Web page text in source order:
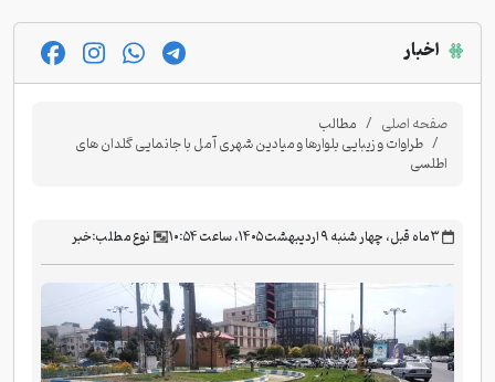
اخبار
صفحه اصلی مطالب
طراوات و زیبایی بلوارها و میادین شهری آمل با جانمایی گلدان های
اطلسی
‫۳ ماه قبل، چهار شنبه ۹ اردیبهشت ۱۴۰۵، ساعت ۱۰:۵۴ نوع مطلب:خبر